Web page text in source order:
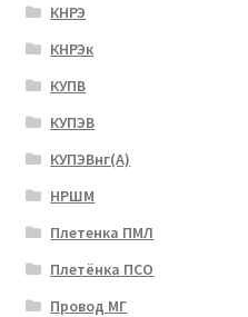
КНРЭ
КНРЭк
КУПВ
КУПЭВ
КУПЭВнг(А)
НРШМ
Плетенка ПМЛ
Плетёнка ПСО
Провод МГ